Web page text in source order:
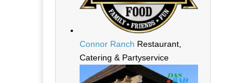
Connor Ranch Restaurant,
Catering & Partyservice